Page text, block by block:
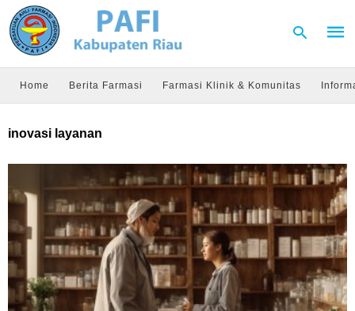
and
hit
Home Berita Farmasi Farmasi Klinik & Komunitas
inovasi layanan